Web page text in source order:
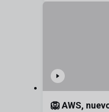
🦁 AWS,